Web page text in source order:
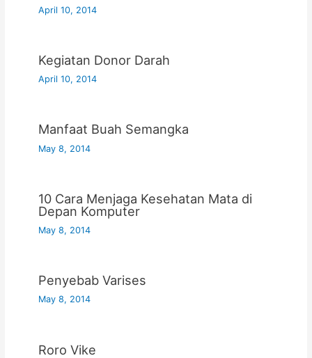
April 10, 2014
Kegiatan Donor Darah
April 10, 2014
Manfaat Buah Semangka
May 8, 2014
10 Cara Menjaga Kesehatan Mata di
Depan Komputer
May 8, 2014
Penyebab Varises
May 8, 2014
Roro Vike